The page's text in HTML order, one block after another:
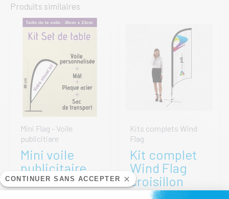
CONTINUER SANS ACCEPTER
Produits similaires
Mini Flag - Voile
publicitiare
Mini voile
publicitaire
Set de table
Kits complets Wind
Flag
Kit complet
Wind Flag
croisillon
2m40